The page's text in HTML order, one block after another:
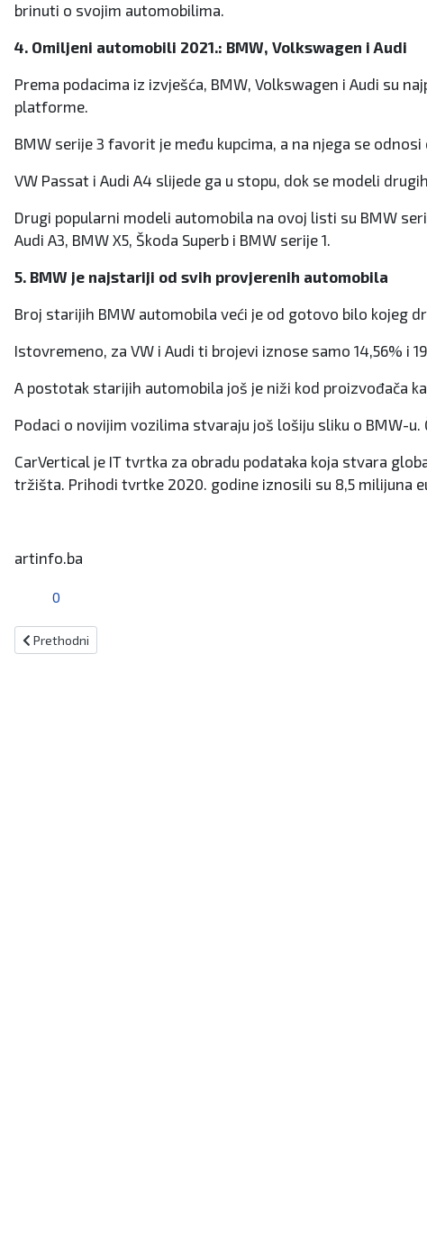
brinuti o svojim automobilima.
4. Omiljeni automobili 2021.: BMW, Volkswagen i Audi
Prema podacima iz izvješća, BMW, Volkswagen i Audi su
platforme.
BMW serije 3 favorit je među kupcima, a na njega se
VW Passat i Audi A4 slijede ga u stopu, dok se modeli
Drugi popularni modeli automobila na ovoj listi su BMW
Audi A3, BMW X5, Škoda Superb i BMW serije 1.
5. BMW je najstariji od svih provjerenih automobila
Broj starijih BMW automobila veći je od gotovo bilo kojeg
Istovremeno, za VW i Audi ti brojevi iznose samo 14,56% i
A postotak starijih automobila još je niži kod proizvođača
Podaci o novijim vozilima stvaraju još lošiju sliku o BMW-
CarVertical je IT tvrtka za obradu podataka koja stvara
tržišta. Prihodi tvrtke 2020. godine iznosili su 8,5 milijuna
artinfo.ba
0
Prethodni članak: Jahorina : Šesterosjed Trnovo pušten u rad
Prethodni